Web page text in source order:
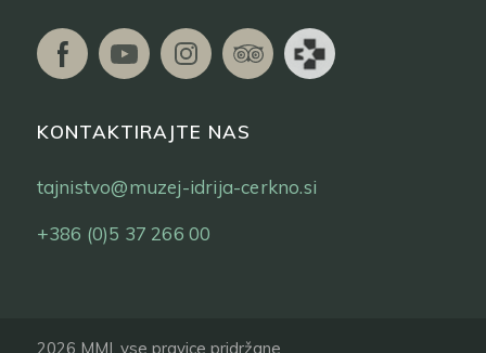
KONTAKTIRAJTE NAS
tajnistvo@muzej-idrija-cerkno.si
+386 (0)5 37 266 00
2026 MMI, vse pravice pridržane